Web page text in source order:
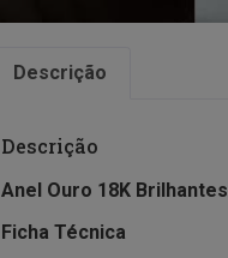
Descrição
Descrição
Anel Ouro 18K Brilhantes
Ficha Técnica